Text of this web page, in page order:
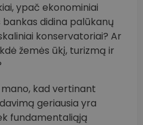
ypač ekonominiai
bankas didina palūkanų
konservatoriai? Ar
žemės ūkį, turizmą ir
kad vertinant
geriausia yra
fundamentaliąją